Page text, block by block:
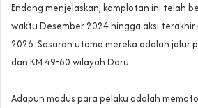
‎Endang menjelaskan, komplotan ini telah
waktu Desember 2024 hingga aksi terakhir
2026. Sasaran utama mereka adalah jalur
dan KM 49-60 wilayah Daru.
‎Adapun modus para pelaku adalah